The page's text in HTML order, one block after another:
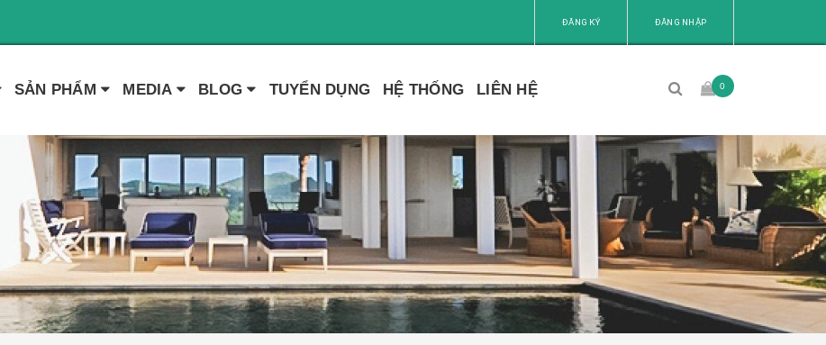
ĐĂNG KÝ ĐĂNG NHẬP
SẢN PHẨM MEDIA BLOG TUYỂN DỤNG HỆ THỐNG LIÊN HỆ 0